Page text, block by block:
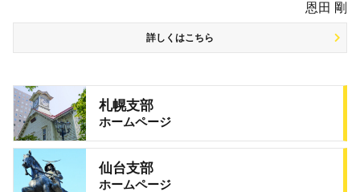
恩田 剛
詳しくはこちら
札幌支部
ホームページ
仙台支部
ホームページ